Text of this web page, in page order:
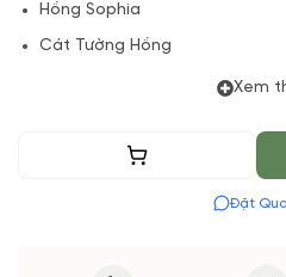
Hồng Sophia
Cát Tường Hồng
Cẩm Chướng Đơn Hồng
Hộp Hoa Mica Trong Suốt
Xem
Thêm vào giỏ
Đặt